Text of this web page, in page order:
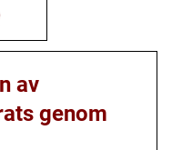
av
genom